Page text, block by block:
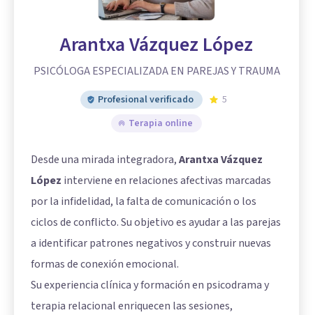
Arantxa Vázquez López
PSICÓLOGA ESPECIALIZADA EN PAREJAS Y TRAUMA
Profesional verificado
5
Terapia online
Desde una mirada integradora,Arantxa Vázquez
López interviene en relaciones afectivas marcadas
por la infidelidad, la falta de comunicación o los
ciclos de conflicto. Su objetivo es ayudar a las parejas
a identificar patrones negativos y construir nuevas
formas de conexión emocional.
Su experiencia clínica y formación en psicodrama y
terapia relacional enriquecen las sesiones,